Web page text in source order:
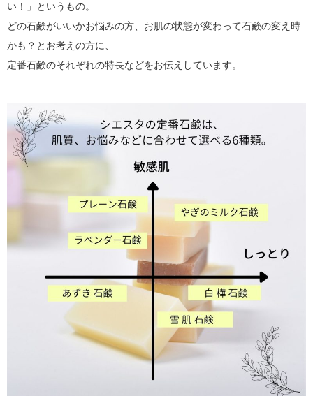
い！」というもの。
どの石鹸がいいかお悩みの方、お肌の状態が変わって石鹸の変え時
かも？とお考えの方に、
定番石鹸のそれぞれの特長などをお伝えしています。